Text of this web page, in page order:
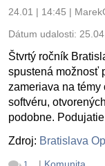
24.01 | 14:45 |
Dátum udalosti:
Štvrtý ročník
spustená možnosť
zameriava na
softvéru,
podobne.
Zdroj: Bratislava